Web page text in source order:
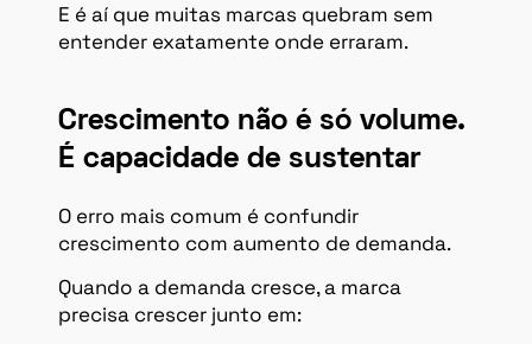
E é aí que muitas marcas quebram sem
entender exatamente onde erraram.
Crescimento não é só volume.
É capacidade de sustentar
O erro mais comum é confundir
crescimento com aumento de demanda.
Quando a demanda cresce, a marca
precisa crescer junto em: